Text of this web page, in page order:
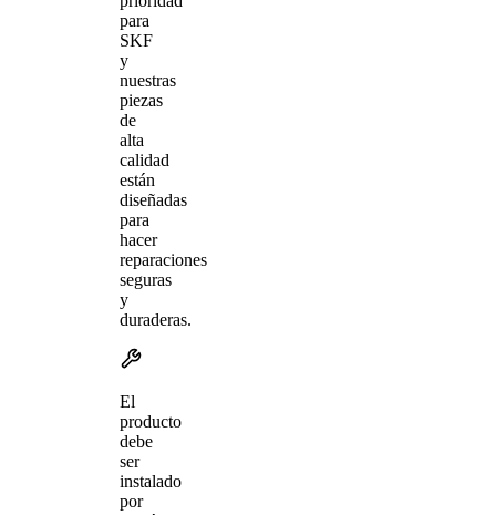
para
SKF
y
nuestras
piezas
de
alta
calidad
están
diseñadas
para
hacer
reparaciones
seguras
y
duraderas.
El
producto
debe
ser
instalado
por